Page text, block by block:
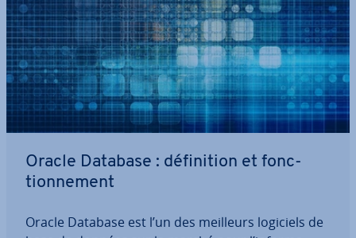
Oracle Database : dé­fi­ni­tion et fonc­
tion­ne­ment
Oracle Database est l’un des meilleurs logiciels de